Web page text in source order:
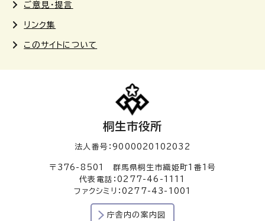
ご意見・提言
リンク集
このサイトについて
桐生市役所
法人番号：9000020102032
〒376-8501 群馬県桐生市織姫町1番1号
代表電話：0277-46-1111
ファクシミリ：0277-43-1001
庁舎内の案内図